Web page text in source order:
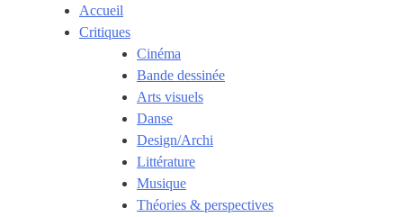
Accueil
Critiques
Cinéma
Bande dessinée
Arts visuels
Danse
Design/Archi
Littérature
Musique
Théories & perspectives